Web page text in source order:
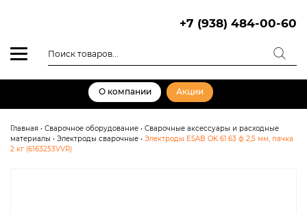
+7 (938) 484-00-60
товаров
О компании Акции
Главная • Сварочное оборудование • Сварочные аксессуары и расходные
материалы • Электроды сварочные • Электроды ESAB OK 61.63 ф 2,5 мм, пачка
2 кг (6163253VVR)